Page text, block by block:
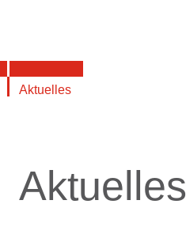
Aktuelles
Aktuelles